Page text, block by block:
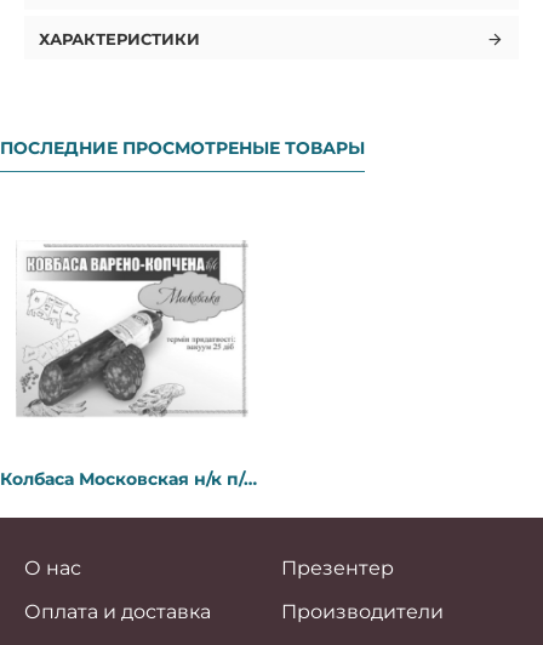
ХАРАКТЕРИСТИКИ
ПОСЛЕДНИЕ ПРОСМОТРЕНЫЕ ТОВАРЫ
Колбаса Московская н/к п/с ТМ "ИКО ИФ"
О нас
Оплата и доставка
Презентер
Производители